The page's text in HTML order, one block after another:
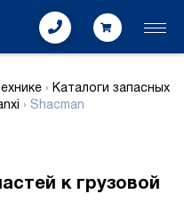
› Каталоги запасных
› Shacman
к грузовой